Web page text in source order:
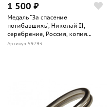
1 500 ₽
Медаль "За спасение
погибавшихъ", Николай II,
серебрение, Россия, копия...
Артикул 59793